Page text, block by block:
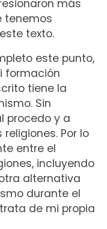
más
tenemos
texto.
este punto,
formación
tiene la
Sin
procedo y a
Por lo
entre el
incluyendo
alternativa
durante el
de mi propia